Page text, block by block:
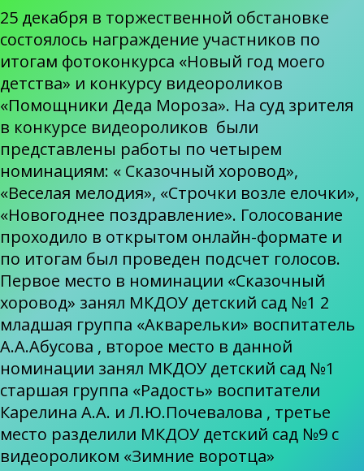
25 декабря в торжественной обстановке
состоялось награждение участников по
итогам фотоконкурса «Новый год моего
детства» и конкурсу видеороликов
«Помощники Деда Мороза». На суд зрителя
в конкурсе видеороликов были
представлены работы по четырем
номинациям: « Сказочный хоровод»,
«Веселая мелодия», «Строчки возле елочки»,
«Новогоднее поздравление». Голосование
проходило в открытом онлайн-формате и
по итогам был проведен подсчет голосов.
Первое место в номинации «Сказочный
хоровод» занял МКДОУ детский сад №1 2
младшая группа «Акварельки» воспитатель
А.А.Абусова , второе место в данной
номинации занял МКДОУ детский сад №1
старшая группа «Радость» воспитатели
Карелина А.А. и Л.Ю.Почевалова , третье
место разделили МКДОУ детский сад №9 с
видеороликом «Зимние воротца»